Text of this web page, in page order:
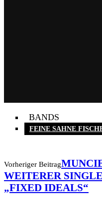
BANDS
FEINE SAHNE
Vorheriger Beitrag
WEITERER
„FIXED IDEALS“